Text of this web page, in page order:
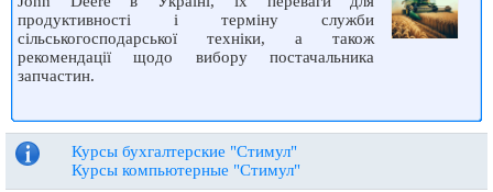
продуктивності і терміну служби
сільськогосподарської техніки, а також
рекомендації щодо вибору постачальника
запчастин.
Курсы бухгалтерские "Стимул"
Курсы компьютерные "Стимул"